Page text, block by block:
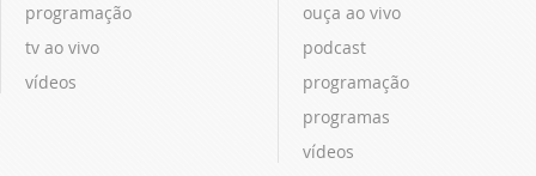
programação
tv ao vivo
vídeos
ouça ao vivo
podcast
programação
programas
vídeos